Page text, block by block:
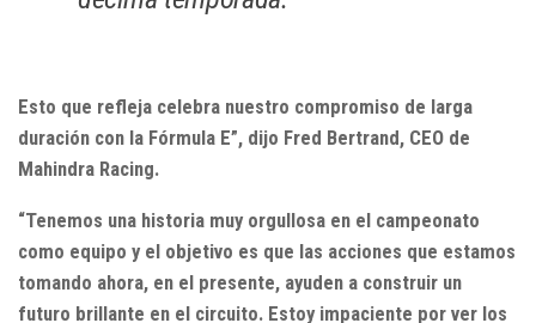
Esto que refleja celebra nuestro compromiso de larga
duración con la Fórmula E”, dijo Fred Bertrand, CEO de
Mahindra Racing.
“Tenemos una historia muy orgullosa en el campeonato
como equipo y el objetivo es que las acciones que estamos
tomando ahora, en el presente, ayuden a construir un
futuro brillante en el circuito. Estoy impaciente por ver los